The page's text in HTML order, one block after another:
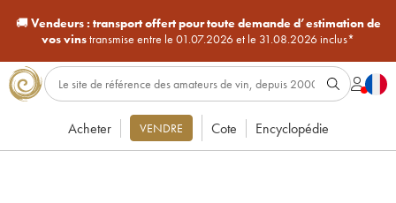
🚚Vendeurs : transport offert pour toute demande d’estimation de
vos vinstransmise entre le 01.07.2026 et le 31.08.2026 inclus*
Acheter VENDRE Cote Encyclopédie